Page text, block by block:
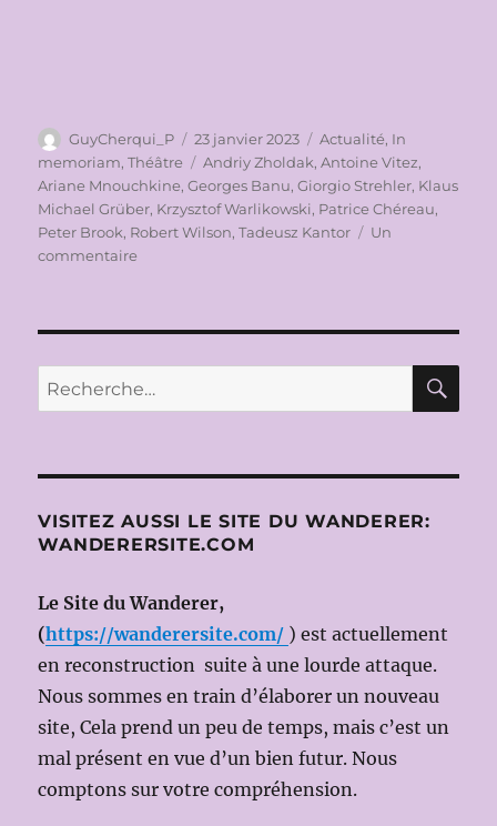
Auteur
GuyCherqui_P
Publié
le
23 janvier 2023 Catégories
Actualité, In
memoriam,Théâtre Étiquettes
Andriy Zholdak,Antoine Vitez,
Ariane Mnouchkine,Georges Banu,Giorgio Strehler, Klaus
Michael Grüber, Krzysztof Warlikowski, Patrice Chéreau,
Peter Brook, Robert Wilson,Tadeusz Kantor
Un
commentairesur
(1943-
2023)
Recherche
pour :
VISITEZ AUSSI LE SITE DU WANDERER:
WANDERERSITE.COM
Le Site du Wanderer,
(https://wanderersite.com/ ) est actuellement
en reconstruction suite à une lourde attaque.
Nous sommes en train d’élaborer un nouveau
site, Cela prend un peu de temps, mais c’est un
mal présent en vue d’un bien futur. Nous
comptons sur votre compréhension.